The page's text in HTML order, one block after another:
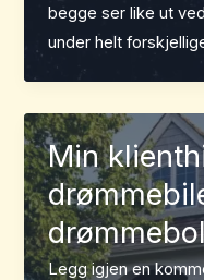
begge ser like ut
under helt
Min
Legg igjen en